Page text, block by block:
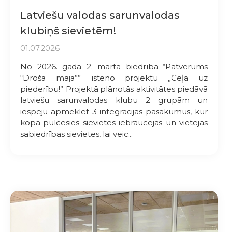
Latviešu valodas sarunvalodas
klubiņš sievietēm!
01.07.2026
No 2026. gada 2. marta biedrība “Patvērums
“Drošā māja”” īsteno projektu „Ceļā uz
piederību!” Projektā plānotās aktivitātes piedāvā
latviešu sarunvalodas klubu 2 grupām un
iespēju apmeklēt 3 integrācijas pasākumus, kur
kopā pulcēsies sievietes iebraucējas un vietējās
sabiedrības sievietes, lai veic...